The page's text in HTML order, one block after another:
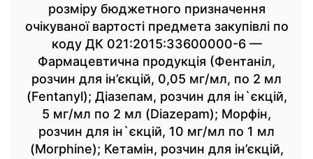
розміру бюджетного призначення
очікуваної вартості предмета закупівлі по
коду ДК 021:2015:33600000-6 —
Фармацевтична продукція (Фентаніл,
розчин для ін’єкцій, 0,05 мг/мл, по 2 мл
(Fentanyl); Діазепам, розчин для ін`єкцій,
5 мг/мл по 2 мл (Diazepam); Морфін,
розчин для ін`єкцій, 10 мг/мл по 1 мл
(Morphine); Кетамін, розчин для ін’єкцій,